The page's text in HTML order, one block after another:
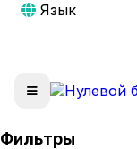
Язык
Фильтры